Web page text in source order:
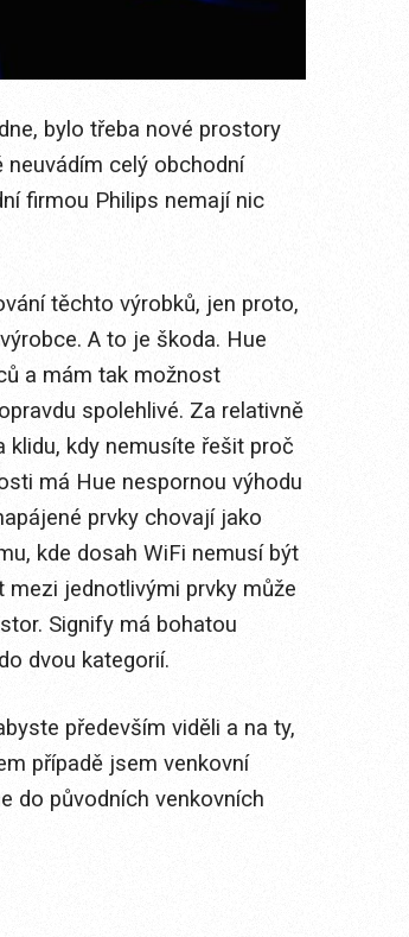
bylo třeba nové prostory
neuvádím celý obchodní
firmou Philips nemají nic
těchto výrobků, jen proto,
A to je škoda. Hue
a mám tak možnost
spolehlivé. Za relativně
kdy nemusíte řešit proč
má Hue nespornou výhodu
prvky chovají jako
kde dosah WiFi nemusí být
jednotlivými prvky může
Signify má bohatou
dvou kategorií.
především viděli a na ty,
případě jsem venkovní
do původních venkovních